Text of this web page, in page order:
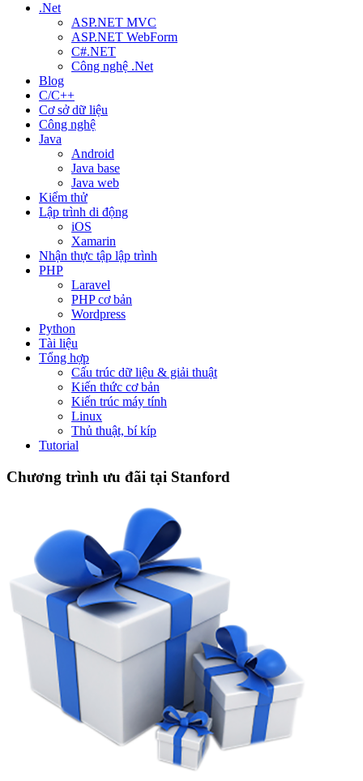
.Net
ASP.NET MVC
ASP.NET WebForm
C#.NET
Công nghệ .Net
Blog
C/C++
Cơ sở dữ liệu
Công nghệ
Java
Android
Java base
Java web
Kiểm thử
Lập trình di động
iOS
Xamarin
Nhận thực tập lập trình
PHP
Laravel
PHP cơ bản
Wordpress
Python
Tài liệu
Tổng hợp
Cấu trúc dữ liệu & giải thuật
Kiến thức cơ bản
Kiến trúc máy tính
Linux
Thủ thuật, bí kíp
Tutorial
Chương trình ưu đãi tại Stanford